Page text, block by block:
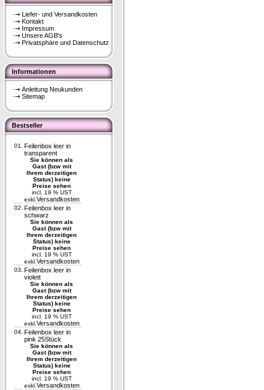
Liefer- und Versandkosten
Kontakt
Impressum
Unsere AGB's
Privatsphäre und Datenschutz
Informationen
Anleitung Neukunden
Sitemap
Bestseller
01.
Feilenbox leer in
transparent
Sie können als
Gast (bzw mit
Ihrem derzeitigen
Status) keine
Preise sehen
incl. 19 % UST
exkl. Versandkosten
02. Feilenbox leer in
schwarz
Sie können als
Gast (bzw mit
Ihrem derzeitigen
Status) keine
Preise sehen
incl. 19 % UST
exkl. Versandkosten
03. Feilenbox leer in
violett
Sie können als
Gast (bzw mit
Ihrem derzeitigen
Status) keine
Preise sehen
incl. 19 % UST
exkl. Versandkosten
04. Feilenbox leer in
pink 25Stück
Sie können als
Gast (bzw mit
Ihrem derzeitigen
Status) keine
Preise sehen
incl. 19 % UST
exkl. Versandkosten